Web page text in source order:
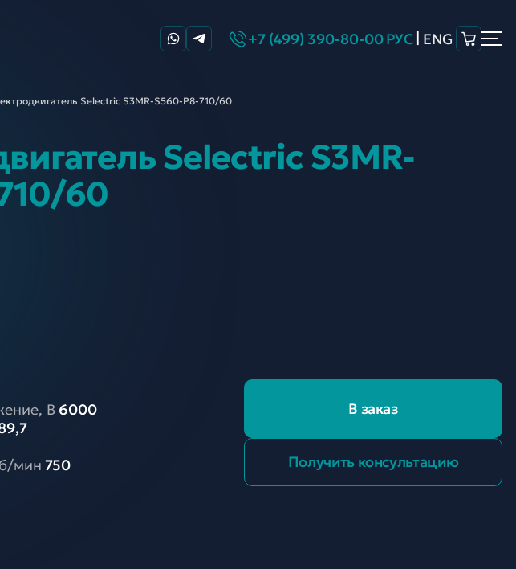
+7 (499) 390-80-00РУС ENG
Selectric S3MR-S560-P8-710/60
Selectric S3MR-
60
В 6000
мин 750
В заказ
Получить консультацию